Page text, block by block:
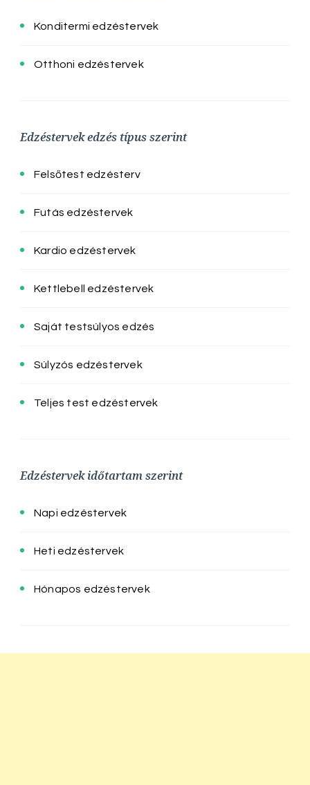
Konditermi edzéstervek
Otthoni edzéstervek
Edzéstervek edzés típus szerint
Felsőtest edzésterv
Futás edzéstervek
Kardio edzéstervek
Kettlebell edzéstervek
Saját testsúlyos edzés
Súlyzós edzéstervek
Teljes test edzéstervek
Edzéstervek időtartam szerint
Napi edzéstervek
Heti edzéstervek
Hónapos edzéstervek